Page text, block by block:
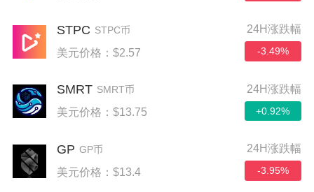
STPC STPC币
美元价格：$2.57
24H涨跌幅
-3.49%
SMRT SMRT币
美元价格：$13.75
24H涨跌幅
+0.92%
GP GP币
美元价格：$13.4
24H涨跌幅
-3.95%